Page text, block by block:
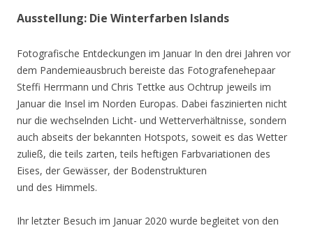
Ausstellung: Die Winterfarben Islands
Fotografische Entdeckungen im Januar In den drei Jahren vor
dem Pandemieausbruch bereiste das Fotografenehepaar
Steffi Herrmann und Chris Tettke aus Ochtrup jeweils im
Januar die Insel im Norden Europas. Dabei faszinierten nicht
nur die wechselnden Licht- und Wetterverhältnisse, sondern
auch abseits der bekannten Hotspots, soweit es das Wetter
zuließ, die teils zarten, teils heftigen Farbvariationen des
Eises, der Gewässer, der Bodenstrukturen
und des Himmels.
Ihr letzter Besuch im Januar 2020 wurde begleitet von den